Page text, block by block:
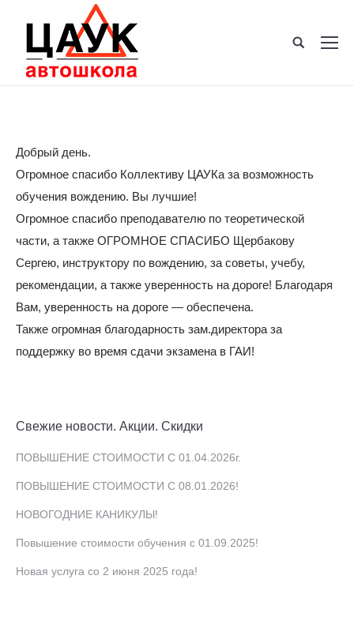
Добрый день.
Огромное спасибо Коллективу ЦАУКа за возможность
обучения вождению. Вы лучшие!
Огромное спасибо преподавателю по теоретической
части, а также ОГРОМНОЕ СПАСИБО Щербакову
Сергею, инструктору по вождению, за советы, учебу,
рекомендации, а также уверенность на дороге! Благодаря
Вам, уверенность на дороге — обеспечена.
Также огромная благодарность зам.директора за
поддержку во время сдачи экзамена в ГАИ!
Свежие новости. Акции. Скидки
ПОВЫШЕНИЕ СТОИМОСТИ С 01.04.2026г.
ПОВЫШЕНИЕ СТОИМОСТИ С 08.01.2026!
НОВОГОДНИЕ КАНИКУЛЫ!
Повышение стоимости обучения с 01.09.2025!
Новая услуга со 2 июня 2025 года!